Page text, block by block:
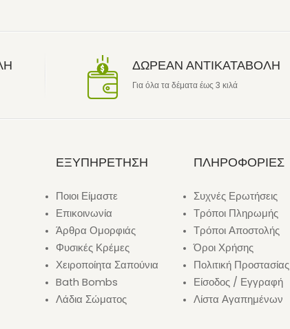
ΔΩΡΕΑΝ ΑΝΤΙΚΑΤΑΒΟΛΗ
Για όλα τα δέματα έως 3 κιλά
ΕΞΥΠΗΡΕΤΗΣΗ
Ποιοι Είμαστε
Επικοινωνία
Άρθρα Ομορφιάς
Φυσικές Κρέμες
Χειροποίητα Σαπούνια
Bath Bombs
Λάδια Σώματος
ΠΛΗΡΟΦΟΡΙΕΣ
Συχνές Ερωτήσεις
Τρόποι Πληρωμής
Τρόποι Αποστολής
Όροι Χρήσης
Πολιτική Προστασίας
Είσοδος / Εγγραφή
Λίστα Αγαπημένων